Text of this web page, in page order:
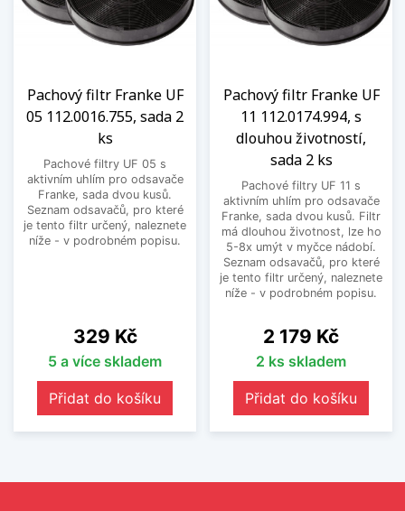
Pachový filtr Franke UF
05 112.0016.755, sada 2
ks
Pachové filtry UF 05 s
aktivním uhlím pro odsavače
Franke, sada dvou kusů.
Seznam odsavačů, pro které
je tento filtr určený, naleznete
níže - v podrobném popisu.
Cena
329 Kč
5 a více skladem
Přidat do košíku
Pachový filtr Franke UF
11 112.0174.994, s
dlouhou životností,
sada 2 ks
Pachové filtry UF 11 s
aktivním uhlím pro odsavače
Franke, sada dvou kusů. Filtr
má dlouhou životnost, lze ho
5-8x umýt v myčce nádobí.
Seznam odsavačů, pro které
je tento filtr určený, naleznete
níže - v podrobném popisu.
Cena
2 179 Kč
2 ks skladem
Přidat do košíku